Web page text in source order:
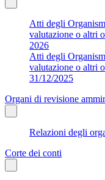
Atti degli
valutazione o altri
2026
Atti degli
valutazione o altri
31/12/2025
Organi di revisione
Relazioni degli
Corte dei conti